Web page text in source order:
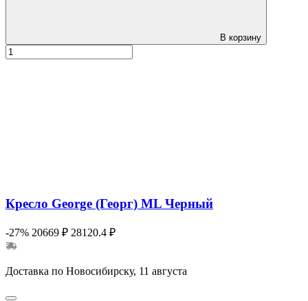
В корзину
Кресло George (Георг) ML Черный
-27% 20669 ₽ 28120.4 ₽
Доставка по Новосибирску, 11 августа